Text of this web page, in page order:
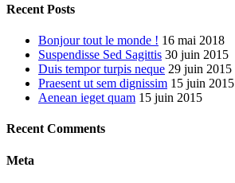
Recent Posts
Bonjour tout le monde ! 16 mai 2018
Suspendisse Sed Sagittis 30 juin 2015
Duis tempor turpis neque 29 juin 2015
Praesent ut sem dignissim 15 juin 2015
Aenean ieget quam 15 juin 2015
Recent Comments
Meta